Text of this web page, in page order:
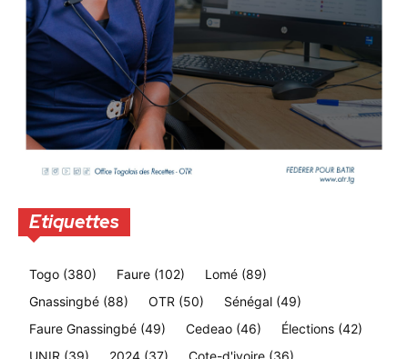
Etiquettes
Togo (380) Faure (102) Lomé (89)
Gnassingbé (88) OTR (50) Sénégal (49)
Faure Gnassingbé (49) Cedeao (46) Élections (42)